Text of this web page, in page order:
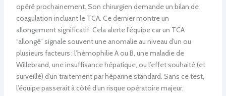
opéré prochainement. Son chirurgien demande un bilan de
coagulation incluant le TCA. Ce dernier montre un
allongement significatif. Cela alerte l’équipe car un TCA
“allongé” signale souvent une anomalie au niveau d’un ou
plusieurs facteurs : l’hémophilie A ou B, une maladie de
Willebrand, une insuffisance hépatique, ou l’effet souhaité (et
surveillé) d’un traitement par héparine standard. Sans ce test,
l’équipe passerait à côté d’un risque opératoire majeur.